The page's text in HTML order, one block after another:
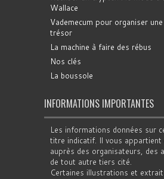
Wallace
Vademecum pour organiser
trésor
La machine à faire des rébus
Nos clés
La boussole
INFORMATIONS IMPORTANTES
Les informations données sur
titre indicatif. Il vous appartient
auprès des organisateurs, des
de tout autre tiers cité.
Certaines illustrations et